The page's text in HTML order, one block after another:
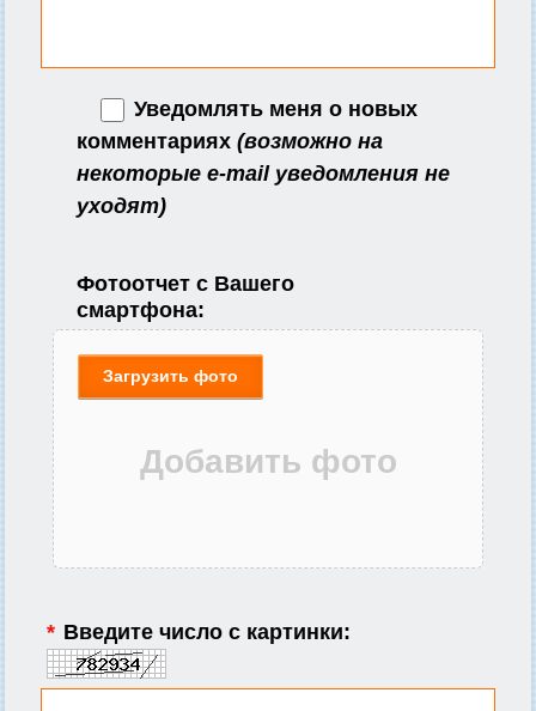
Уведомлять меня о новых
комментариях (возможно на
некоторые e-mail уведомления не
уходят)
Фотоотчет с Вашего
смартфона:
Загрузить фото
* Введите число с картинки: